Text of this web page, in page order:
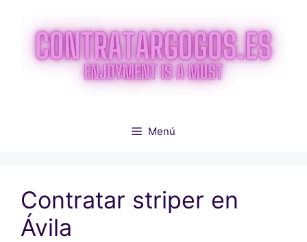
contenido
Menú
Contratar striper en
Ávila